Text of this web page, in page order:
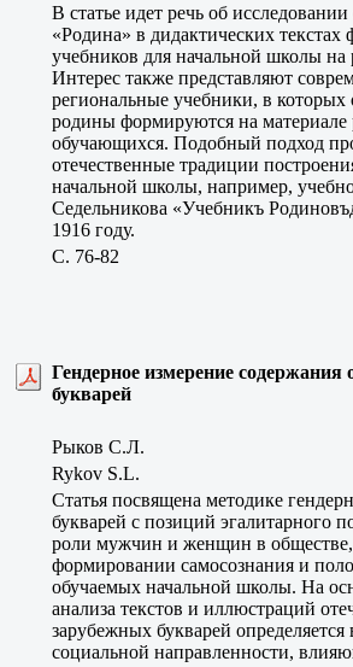
В статье идет речь об
«Родина» в дидактических текстах
учебников для начальной школы
Интерес также представляют
региональные учебники, в которых
родины формируются на материале
обучающихся. Подобный подход
отечественные традиции
начальной школы, например,
Седельникова «Учебникъ
1916 году.
C. 76-82
Гендерное измерение содержания
букварей
Рыков С.Л.
Rykov S.L.
Статья посвящена методике
букварей с позиций эгалитарного
роли мужчин и женщин в обществе,
формировании самосознания и
обучаемых начальной школы. На
анализа текстов и иллюстраций
зарубежных букварей определяется
социальной направленности,